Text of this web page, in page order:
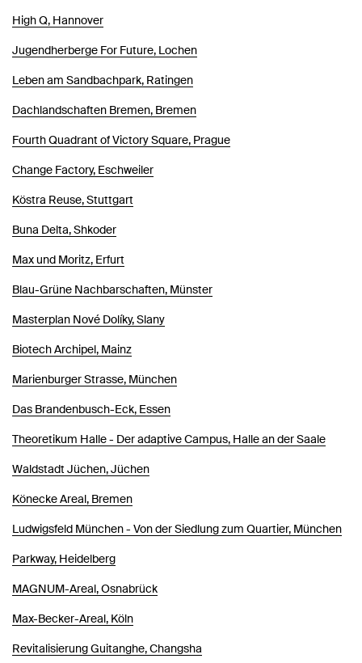
High Q, Hannover
Jugendherberge For Future, Lochen
Leben am Sandbachpark, Ratingen
Dachlandschaften Bremen, Bremen
Fourth Quadrant of Victory Square, Prague
Change Factory, Eschweiler
Köstra Reuse, Stuttgart
Buna Delta, Shkoder
Max und Moritz, Erfurt
Blau-Grüne Nachbarschaften, Münster
Masterplan Nové Dolíky, Slany
Biotech Archipel, Mainz
Marienburger Strasse, München
Das Brandenbusch-Eck, Essen
Theoretikum Halle - Der adaptive Campus, Halle an der Saale
Waldstadt Jüchen, Jüchen
Könecke Areal, Bremen
Ludwigsfeld München - Von der Siedlung zum Quartier, München
Parkway, Heidelberg
MAGNUM-Areal, Osnabrück
Max-Becker-Areal, Köln
Revitalisierung Guitanghe, Changsha